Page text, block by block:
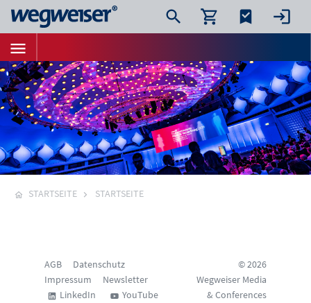
STARTSEITE STARTSEITE
AGB
Datenschutz
Impressum
Newsletter
LinkedIn
YouTube
© 2026
Wegweiser Media
& Conferences